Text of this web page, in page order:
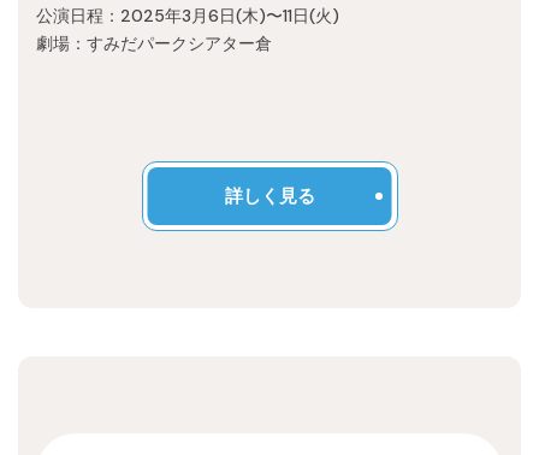
公演日程：2025年3月6日(木)〜11日(火)
劇場：すみだパークシアター倉
詳しく見る